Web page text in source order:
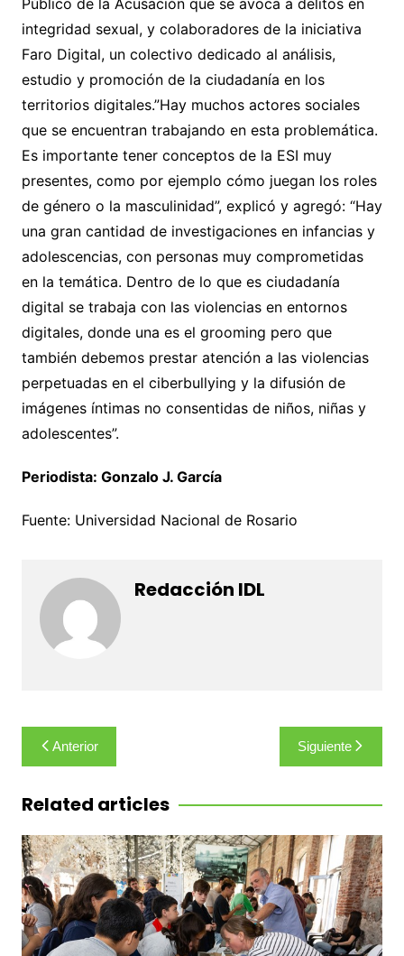
integridad sexual, y colaboradores de la iniciativa
Faro Digital, un colectivo dedicado al análisis,
estudio y promoción de la ciudadanía en los
territorios digitales.”Hay muchos actores sociales
que se encuentran trabajando en esta problemática.
Es importante tener conceptos de la ESI muy
presentes, como por ejemplo cómo juegan los roles
de género o la masculinidad”, explicó y agregó: “Hay
una gran cantidad de investigaciones en infancias y
adolescencias, con personas muy comprometidas
en la temática. Dentro de lo que es ciudadanía
digital se trabaja con las violencias en entornos
digitales, donde una es el grooming pero que
también debemos prestar atención a las violencias
perpetuadas en el ciberbullying y la difusión de
imágenes íntimas no consentidas de niños, niñas y
adolescentes”.
Periodista: Gonzalo J. García
Fuente: Universidad Nacional de Rosario
Redacción IDL
Navegación
de
entradas
Anterior Siguiente
Related articles